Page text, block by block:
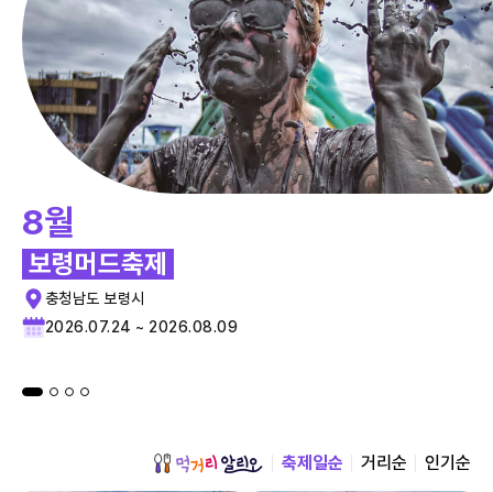
8월
보령머드축제
충청남도 보령시
2026.07.24 ~ 2026.08.09
축제일순 거리순 인기순